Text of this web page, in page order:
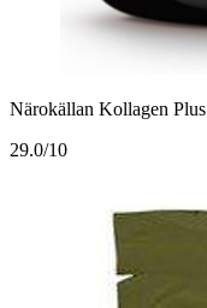
Närokällan Kollagen Plus
29.0/10